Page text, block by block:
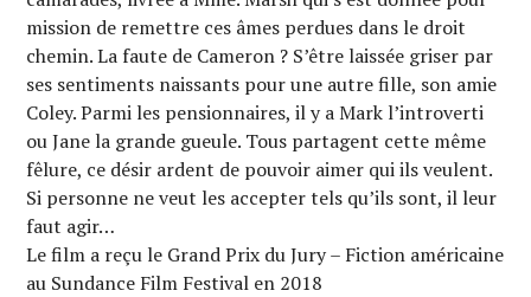
mission de remettre ces âmes perdues dans le droit
chemin. La faute de Cameron ? S’être laissée griser par
ses sentiments naissants pour une autre fille, son amie
Coley. Parmi les pensionnaires, il y a Mark l’introverti
ou Jane la grande gueule. Tous partagent cette même
fêlure, ce désir ardent de pouvoir aimer qui ils veulent.
Si personne ne veut les accepter tels qu’ils sont, il leur
faut agir…
Le film a reçu le Grand Prix du Jury – Fiction américaine
au Sundance Film Festival en 2018